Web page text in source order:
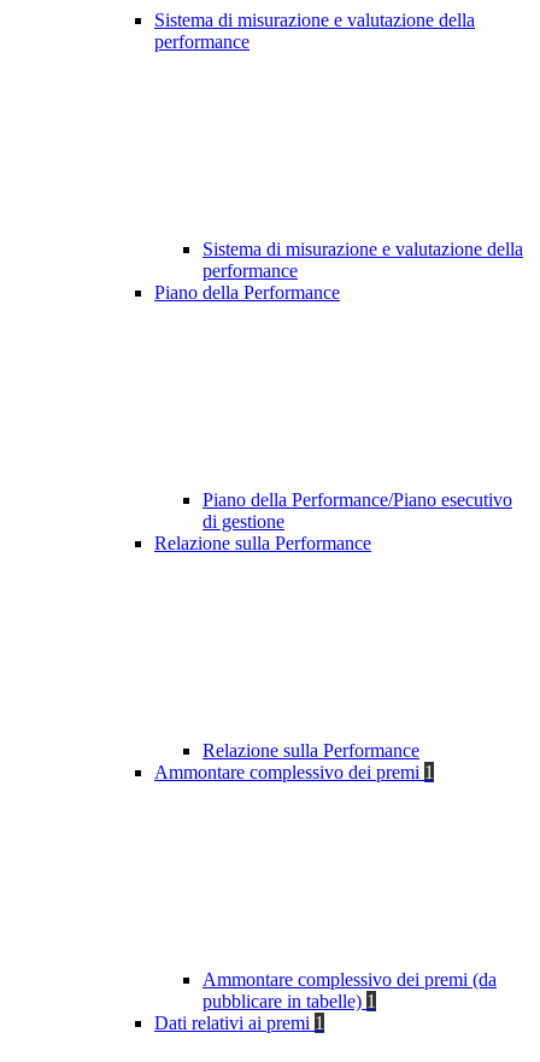
Sistema di misurazione e valutazione della
performance
Sistema di misurazione e valutazione della
performance
Piano della Performance
Piano della Performance/Piano esecutivo
di gestione
Relazione sulla Performance
Relazione sulla Performance
Ammontare complessivo dei premi 1
Ammontare complessivo dei premi (da
pubblicare in tabelle) 1
Dati relativi ai premi 1